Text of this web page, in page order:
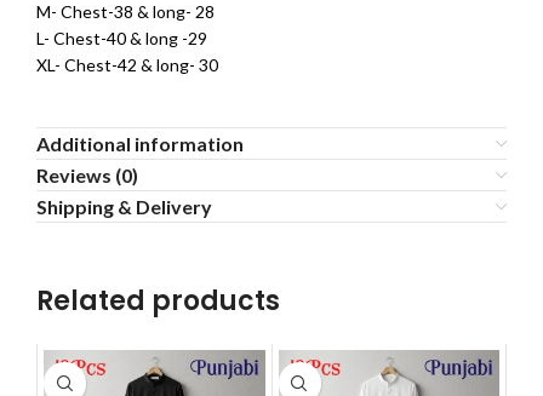
M- Chest-38 & long- 28
L- Chest-40 & long -29
XL- Chest-42 & long- 30
Additional information
Reviews (0)
Shipping & Delivery
Related products